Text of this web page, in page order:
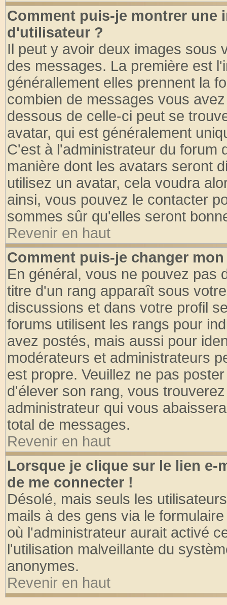
Comment puis-je montrer une
d'utilisateur ?
Il peut y avoir deux images sous
des messages. La première est
générallement elles prennent la
combien de messages vous
dessous de celle-ci peut se
avatar, qui est généralement
C'est à l'administrateur du forum
manière dont les avatars seront
utilisez un avatar, cela voudra
ainsi, vous pouvez le contacter
sommes sûr qu'elles seront
Revenir en haut
Comment puis-je changer
En général, vous ne pouvez pas
titre d'un rang apparaît sous
discussions et dans votre profil
forums utilisent les rangs pour
avez postés, mais aussi pour
modérateurs et administrateurs
est propre. Veuillez ne pas
d'élever son rang, vous
administrateur qui vous
total de messages.
Revenir en haut
Lorsque je clique sur le lien e-
de me connecter !
Désolé, mais seuls les
mails à des gens via le
où l'administrateur aurait activé
l'utilisation malveillante du
anonymes.
Revenir en haut